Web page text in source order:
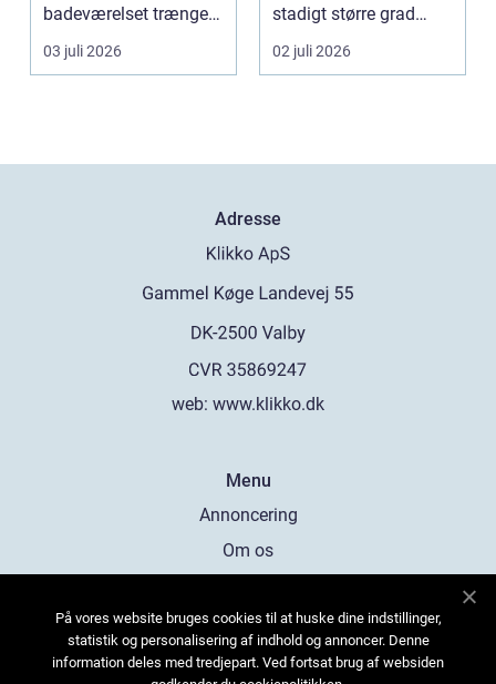
badeværelset trænger
til en gennemgribende
renoveri...
03 juli 2026
stadigt større grad
vælges til an...
02 juli 2026
Adresse
web: www.klikko.dk
Menu
Annoncering
Om os
Kontakt os
Sitemap
På vores website bruges cookies til at huske dine indstillinger,
statistik og personalisering af indhold og annoncer. Denne
information deles med tredjepart. Ved fortsat brug af websiden